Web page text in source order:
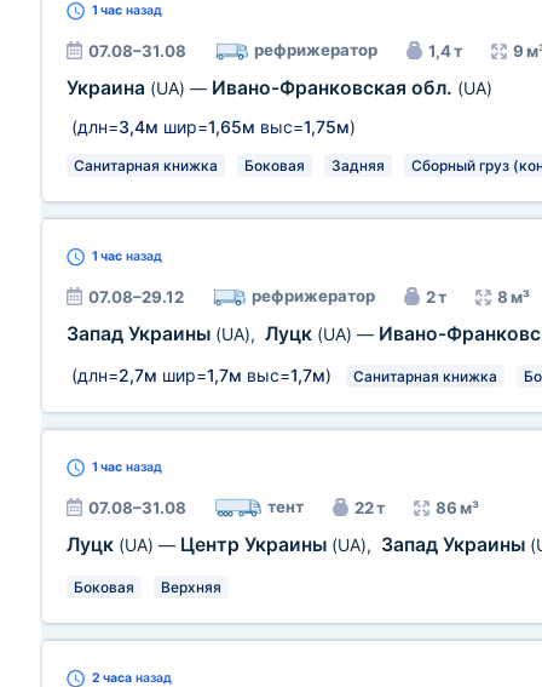
1 час назад
07.08–31.08 рефрижератор 1,4 т 9
Украина (UA) — Ивано-Франковская обл. (UA)
(длн=3,4м шир=1,65м выс=1,75м)
Санитарная книжка Боковая Задняя Сборный груз
1 час назад
07.08–29.12 рефрижератор 2 т 8 м³
Запад Украины (UA), Луцк (UA) — Ивано-
(длн=2,7м шир=1,7м выс=1,7м) Санитарная книжка
1 час назад
07.08–31.08 тент 22 т 86 м³
Луцк (UA) — Центр Украины (UA), Запад Украины
Боковая Верхняя
2 часа назад